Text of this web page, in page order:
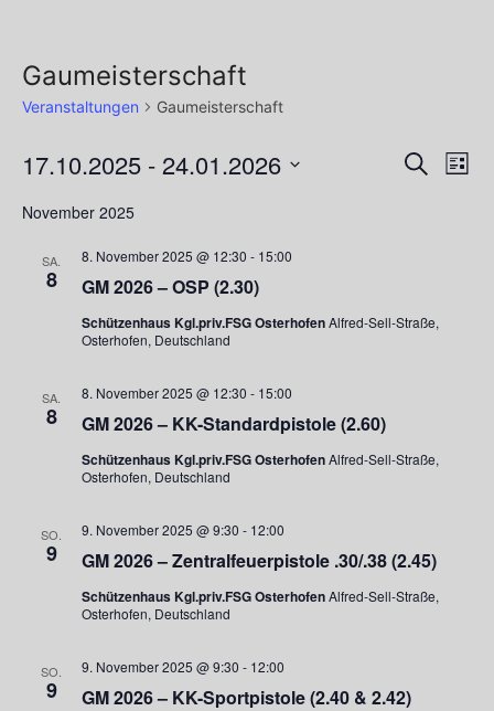
Gaumeisterschaft
Veranstaltungen Gaumeisterschaft
Veranstaltungen SucheListe
17.10.2025 - 24.01.2026
wählen.
November 2025
SA.
8 GM 2026 – OSP (2.30)
8. November 2025 @ 12:30 - 15:00
Schützenhaus Kgl.priv.FSG OsterhofenAlfred-Sell-Straße,
Osterhofen, Deutschland
SA.
8 GM 2026 – KK-Standardpistole (2.60)
8. November 2025 @ 12:30 - 15:00
Schützenhaus Kgl.priv.FSG OsterhofenAlfred-Sell-Straße,
Osterhofen, Deutschland
SO.
9 GM 2026 – Zentralfeuerpistole .30/.38 (2.45)
9. November 2025 @ 9:30 - 12:00
Schützenhaus Kgl.priv.FSG OsterhofenAlfred-Sell-Straße,
Osterhofen, Deutschland
SO.
9 GM 2026 – KK-Sportpistole (2.40 & 2.42)
9. November 2025 @ 9:30 - 12:00